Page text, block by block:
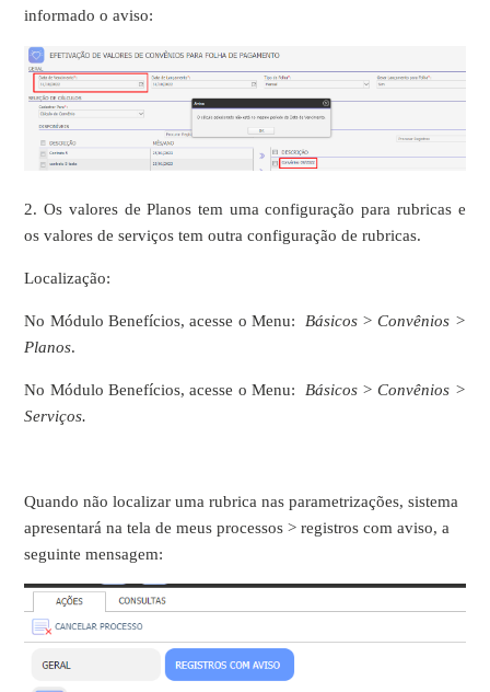
informado o aviso:
2. Os valores de Planos tem uma configuração para rubricas e
os valores de serviços tem outra configuração de rubricas.
Localização:
No Módulo Benefícios, acesse o Menu: Básicos > Convênios >
Planos.
No Módulo Benefícios, acesse o Menu: Básicos > Convênios >
Serviços.
Quando não localizar uma rubrica nas parametrizações, sistema
apresentará na tela de meus processos > registros com aviso, a
seguinte mensagem: